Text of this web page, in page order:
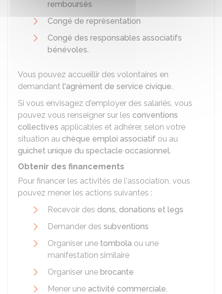
remboursés
Congé de représentation
Congé des responsables associatifs
bénévoles.
Vous pouvez accueillir des volontaires en
demandant l'agrément de service civique.
Si vous envisagez d'employer des salariés, vous
pouvez vous renseigner sur les conventions
collectives applicables et adhérer, selon votre
situation au chèque emploi associatif ou au
guichet unique du spectacle occasionnel.
Obtenir des financements
Pour financer les activités de l'association, vous
pouvez mener les actions suivantes :
Recevoir des dons, donations et legs
Demander des subventions
Organiser une tombola ou une
manifestation similaire
Organiser une brocante
Mener une activité commerciale.